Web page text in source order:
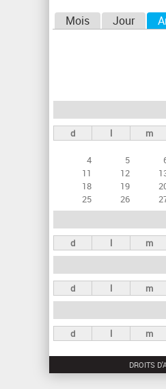
e
t
s
n
c
i
p
a
x
Mois Jour
d l m
4
5
11
12
18
19
25
26
d l m
d l m
d l m
DROITS